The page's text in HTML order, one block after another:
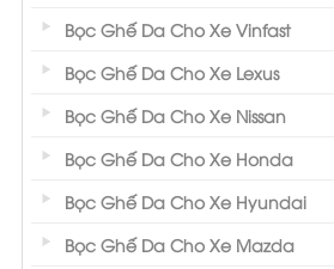
Bọc Ghế Da Cho Xe Vinfast
Bọc Ghế Da Cho Xe Lexus
Bọc Ghế Da Cho Xe Nissan
Bọc Ghế Da Cho Xe Honda
Bọc Ghế Da Cho Xe Hyundai
Bọc Ghế Da Cho Xe Mazda